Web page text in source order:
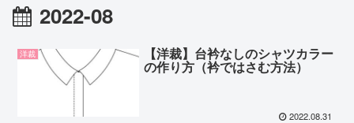
2022-08
洋裁 【洋裁】台衿なしのシャツカラー
の作り方（衿ではさむ方法）
2022.08.31